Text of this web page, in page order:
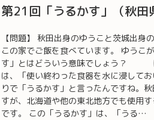
第21回「うるかす」（秋田
【問題】 秋田出身のゆうこと茨城出身
この家でご飯を食べています。 ゆうこ
す」とはどういう意味でしょう？
は、「使い終わった食器を水に浸して
りで「うるかす」と言ったんですね。
すが、北海道や他の東北地方でも使用
です。 この「うるかす」は、「うる…